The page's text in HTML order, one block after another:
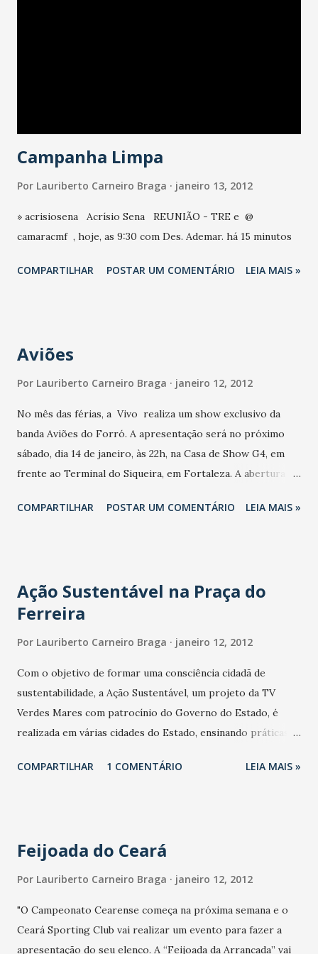
Campanha Limpa
Por Lauriberto Carneiro Braga janeiro 13, 2012
» acrisiosena Acrísio Sena REUNIÃO - TRE e @
camaracmf , hoje, as 9:30 com Des. Ademar. há 15 minutos
COMPARTILHAR POSTAR UM COMENTÁRIO LEIA MAIS »
Aviões
Por Lauriberto Carneiro Braga janeiro 12, 2012
No mês das férias, a Vivo realiza um show exclusivo da
banda Aviões do Forró. A apresentação será no próximo
sábado, dia 14 de janeiro, às 22h, na Casa de Show G4, em
frente ao Terminal do Siqueira, em Fortaleza. A abertura
parte das ações promocionais da oferta Vivo Sempre
ser adquiridos, antecipadamente, em todas as lojas Vivo ,
Bompreço, C&A, Casas Bahia, Eletroshopping, Extra, Lojas
em Fortaleza e em municípios da Região Metropolitana. A
promoção é válida até o dia do evento, com o limite de 3
recargas por cliente. O regulamento pode ser consultado
nos pontos de venda participantes ou no www. vivo .com.br
. Promoção ...
COMPARTILHAR POSTAR UM COMENTÁRIO LEIA MAIS »
Ação Sustentável na Praça do
Ferreira
Por Lauriberto Carneiro Braga janeiro 12, 2012
Com o objetivo de formar uma consciência cidadã de
sustentabilidade, a Ação Sustentável, um projeto da TV
Verdes Mares com patrocínio do Governo do Estado, é
realizada em várias cidades do Estado, ensinando práticas
próxima ação será realizada em Fortaleza, amanhã (13), na
nas ilhas ecológicas, palestra de conscientização de
de sacolas plásticas. E o participante pode levar cinco
quilos de material reciclado e trocar por uma sacola
retornável. As crianças se divertem com teatro de bonecos
COMPARTILHAR 1 COMENTÁRIO LEIA MAIS »
Feijoada do Ceará
Por Lauriberto Carneiro Braga janeiro 12, 2012
"O Campeonato Cearense começa na próxima semana e o
Ceará Sporting Club vai realizar um evento para fazer a
apresentação do seu elenco. A “Feijoada da Arrancada” vai